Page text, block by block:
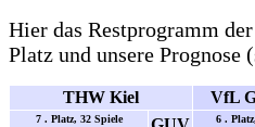
Hier das Restprogramm
Platz und unsere Prognose
THW Kiel VfL
7 . Platz, 32 Spiele
6 .